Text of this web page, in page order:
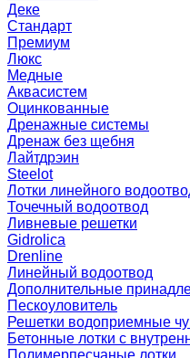
Деке
Стандарт
Премиум
Люкс
Медные
Аквасистем
Оцинкованные
Дренажные системы
Дренаж без щебня
Лайтдрэин
Steelot
Лотки линейного
Точечный водоотвод
Ливневые решетки
Gidrolica
Drenline
Линейный водоотвод
Дополнительные
Пескоуловитель
Решетки водоприемные
Бетонные лотки с
Полимерпесчаные лотки